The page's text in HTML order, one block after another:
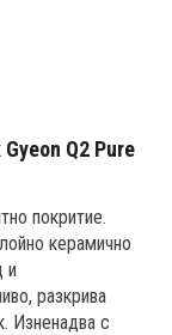
Q2 Pure
покритие.
керамично
и
разкрива
Изненадва с